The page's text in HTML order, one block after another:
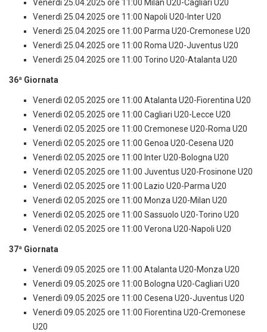
Venerdì 25.04.2025 ore 11:00 Milan U20-Cagliari U20
Venerdì 25.04.2025 ore 11:00 Napoli U20-Inter U20
Venerdì 25.04.2025 ore 11:00 Parma U20-Cremonese U20
Venerdì 25.04.2025 ore 11:00 Roma U20-Juventus U20
Venerdì 25.04.2025 ore 11:00 Torino U20-Atalanta U20
36ª Giornata
Venerdì 02.05.2025 ore 11:00 Atalanta U20-Fiorentina U20
Venerdì 02.05.2025 ore 11:00 Cagliari U20-Lecce U20
Venerdì 02.05.2025 ore 11:00 Cremonese U20-Roma U20
Venerdì 02.05.2025 ore 11:00 Genoa U20-Cesena U20
Venerdì 02.05.2025 ore 11:00 Inter U20-Bologna U20
Venerdì 02.05.2025 ore 11:00 Juventus U20-Frosinone U20
Venerdì 02.05.2025 ore 11:00 Lazio U20-Parma U20
Venerdì 02.05.2025 ore 11:00 Monza U20-Milan U20
Venerdì 02.05.2025 ore 11:00 Sassuolo U20-Torino U20
Venerdì 02.05.2025 ore 11:00 Verona U20-Napoli U20
37ª Giornata
Venerdì 09.05.2025 ore 11:00 Atalanta U20-Monza U20
Venerdì 09.05.2025 ore 11:00 Bologna U20-Cagliari U20
Venerdì 09.05.2025 ore 11:00 Cesena U20-Juventus U20
Venerdì 09.05.2025 ore 11:00 Fiorentina U20-Cremonese
U20